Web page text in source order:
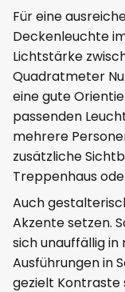
Für eine
Deckenleuchte
Lichtstärke
Quadratmeter
eine gute
passenden
mehrere
zusätzliche
Treppenhaus
Auch
Akzente setzen.
sich unauffällig
Ausführungen in
gezielt Kontraste